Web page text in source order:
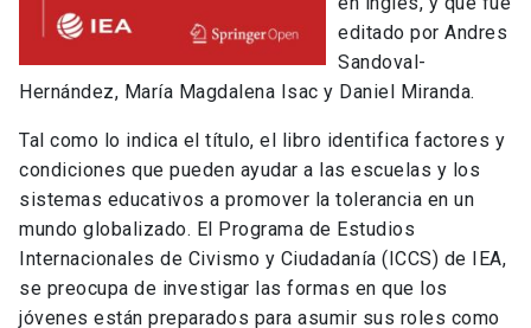
editado por Andres
Sandoval-
Hernández, María Magdalena Isac y Daniel Miranda.
Tal como lo indica el título, el libro identifica factores y
condiciones que pueden ayudar a las escuelas y los
sistemas educativos a promover la tolerancia en un
mundo globalizado. El Programa de Estudios
Internacionales de Civismo y Ciudadanía (ICCS) de IEA,
se preocupa de investigar las formas en que los
jóvenes están preparados para asumir sus roles como